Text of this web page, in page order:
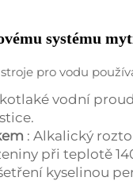
systému
pro vodu
vodní
: Alkalický
při teplotě
kyselinou